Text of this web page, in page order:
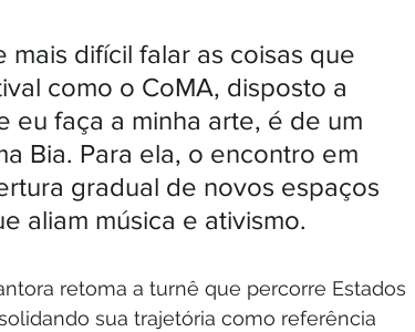
mais difícil falar as coisas que
como o CoMA, disposto a
eu faça a minha arte, é de um
Bia. Para ela, o encontro em
gradual de novos espaços
aliam música e ativismo.
retoma a turnê que percorre Estados
sua trajetória como referência